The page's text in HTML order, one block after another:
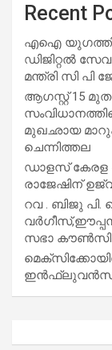
Recent
എഐ
ഡിജിറ്റൽ
മന്ത്രി സി പി
ആഗസ്റ്റ് 15
മുഖഛായ
ചെന്നിത്തല
ഡാളസ് കേരള
രാജേഷിന്
റവ . ബിജു
സഭാ
ഇൻഫ്ലുവൻസർ